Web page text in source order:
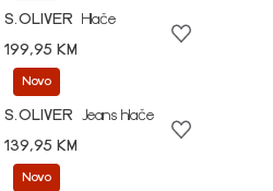
S.OLIVER
Hlače
199,95 KM
Novo
S.OLIVER
Jeans hlače
139,95 KM
Novo